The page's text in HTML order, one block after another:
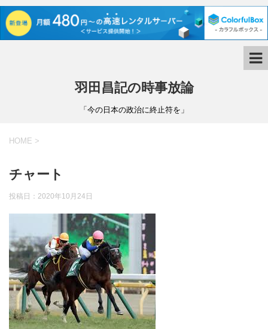
羽田昌記の時事放論
「今の日本の政治に終止符を」
HOME >
チャート
投稿日： 2020年10月24日